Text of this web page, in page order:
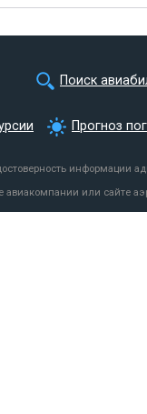
Поиск
Прогноз
информации
или сайте